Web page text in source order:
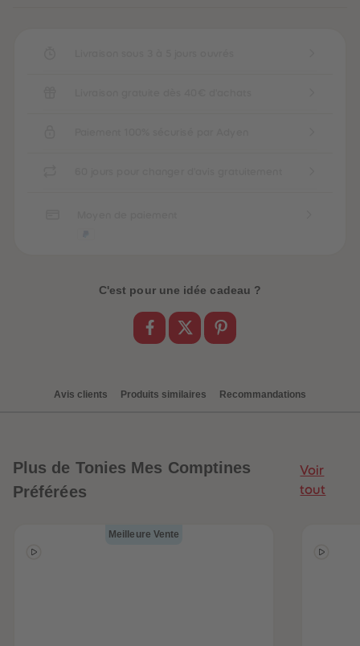
trottez avec
C'est pour une idée cadeau ?
Avis clients Produits similaires Recommandations
Plus de Tonies Mes Comptines
Préférées
Voir
tout
Meilleure Vente